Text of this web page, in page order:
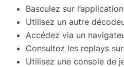
Basculez sur
Utilisez un autre
Accédez via un
Consultez les replays
Utilisez une console de